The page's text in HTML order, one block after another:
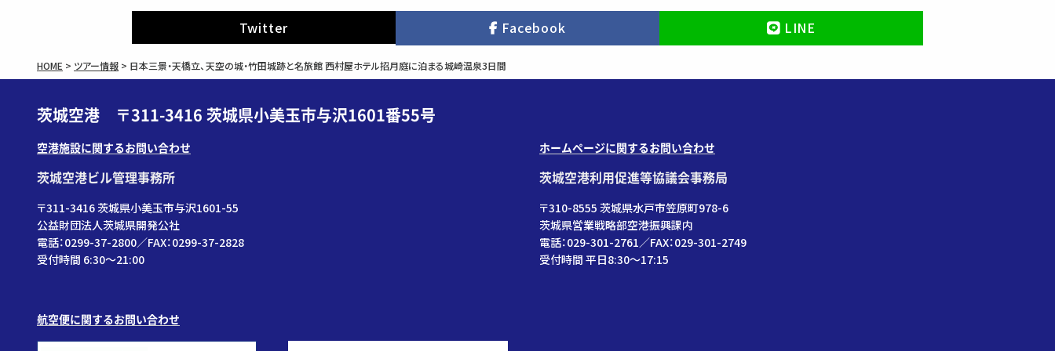
Twitter Facebook LINE
HOME > ツアー情報 > 日本三景・天橋立、天空の城・竹田城跡と名旅館 西村屋ホテル招月庭に泊まる城崎温泉3日間
茨城空港 〒311-3416 茨城県小美玉市与沢1601番55号
空港施設に関するお問い合わせ
茨城空港ビル管理事務所
〒311-3416 茨城県小美玉市与沢1601-55
公益財団法人茨城県開発公社
電話：0299-37-2800／FAX：0299-37-2828
受付時間 6:30〜21:00
ホームページに関するお問い合わせ
茨城空港利用促進等協議会事務局
〒310-8555 茨城県水戸市笠原町978-6
茨城県営業戦略部空港振興課内
電話：029-301-2761／FAX：029-301-2749
受付時間 平日8:30～17:15
航空便に関するお問い合わせ